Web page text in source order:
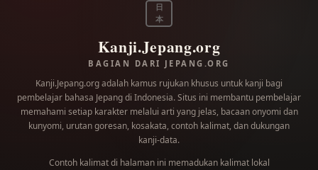
日
本
Kanji.Jepang.org
BAGIAN DARI JEPANG.ORG
Kanji.Jepang.org adalah kamus rujukan khusus untuk kanji bagi
pembelajar bahasa Jepang di Indonesia. Situs ini membantu pembelajar
memahami setiap karakter melalui arti yang jelas, bacaan onyomi dan
kunyomi, urutan goresan, kosakata, contoh kalimat, dan dukungan
kanji-data.
Contoh kalimat di halaman ini memadukan kalimat lokal